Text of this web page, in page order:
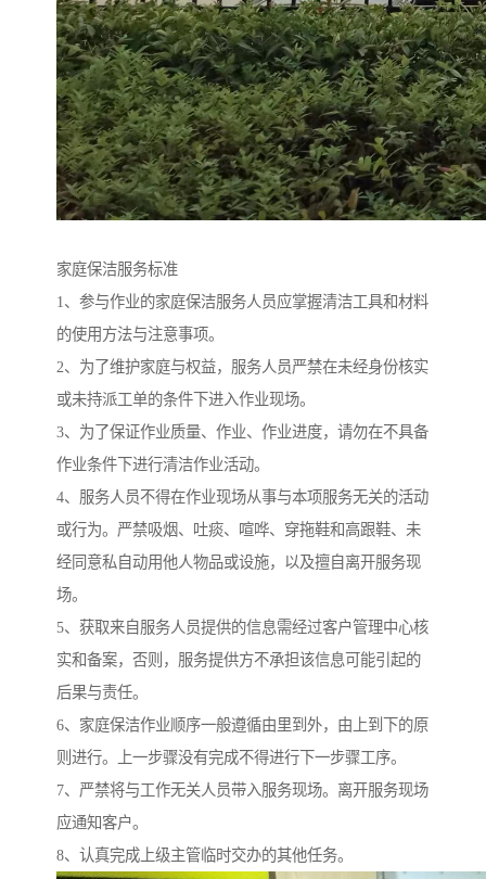
家庭保洁服务标准
1、参与作业的家庭保洁服务人员应掌握清洁工具和材料
的使用方法与注意事项。
2、为了维护家庭与权益，服务人员严禁在未经身份核实
或未持派工单的条件下进入作业现场。
3、为了保证作业质量、作业、作业进度，请勿在不具备
作业条件下进行清洁作业活动。
4、服务人员不得在作业现场从事与本项服务无关的活动
或行为。严禁吸烟、吐痰、喧哗、穿拖鞋和高跟鞋、未
经同意私自动用他人物品或设施，以及擅自离开服务现
场。
5、获取来自服务人员提供的信息需经过客户管理中心核
实和备案，否则，服务提供方不承担该信息可能引起的
后果与责任。
6、家庭保洁作业顺序一般遵循由里到外，由上到下的原
则进行。上一步骤没有完成不得进行下一步骤工序。
7、严禁将与工作无关人员带入服务现场。离开服务现场
应通知客户。
8、认真完成上级主管临时交办的其他任务。